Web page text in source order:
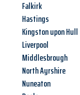
Falkirk
Hastings
Kingston upon Hull
Liverpool
Middlesbrough
North Ayrshire
Nuneaton